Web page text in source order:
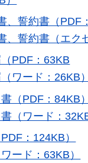
、誓約書（PDF
、誓約書（エク
PDF：63KB
ワード：26KB）
（PDF：84KB）
（ワード：32KB
：124KB）
ード：63KB）